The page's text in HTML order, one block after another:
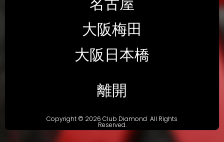
名古屋
大阪梅田
大阪日本橋
離開
Copyright © 2026 Club Diamond All Rights
Reserved.